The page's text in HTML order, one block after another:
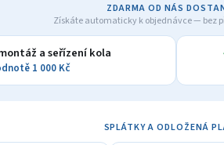
ZDARMA OD NÁS
Získáte automaticky k objednávce — bez
a seřízení kola
1 000 Kč
SPLÁTKY A ODLOŽENÁ